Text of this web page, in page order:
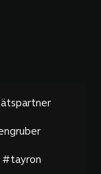
#tayron